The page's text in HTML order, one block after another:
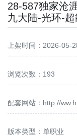
28-587独家沧
九大陆-光环-
上架时间：2026-05-
浏览次数：193
配套网站： http://
版本类型：单职业